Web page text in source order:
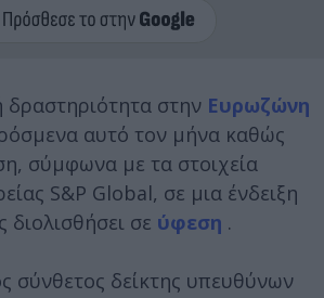
δραστηριότητα στην Ευρωζώνη
αυτό τον μήνα καθώς
σύμφωνα με τα στοιχεία
S&P Global, σε μια ένδειξη
διολισθήσει σε ύφεση .
σύνθετος δείκτης υπευθύνων